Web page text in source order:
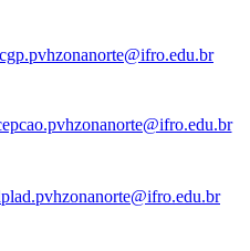
cgp.pvhzonanorte@ifro.edu.br